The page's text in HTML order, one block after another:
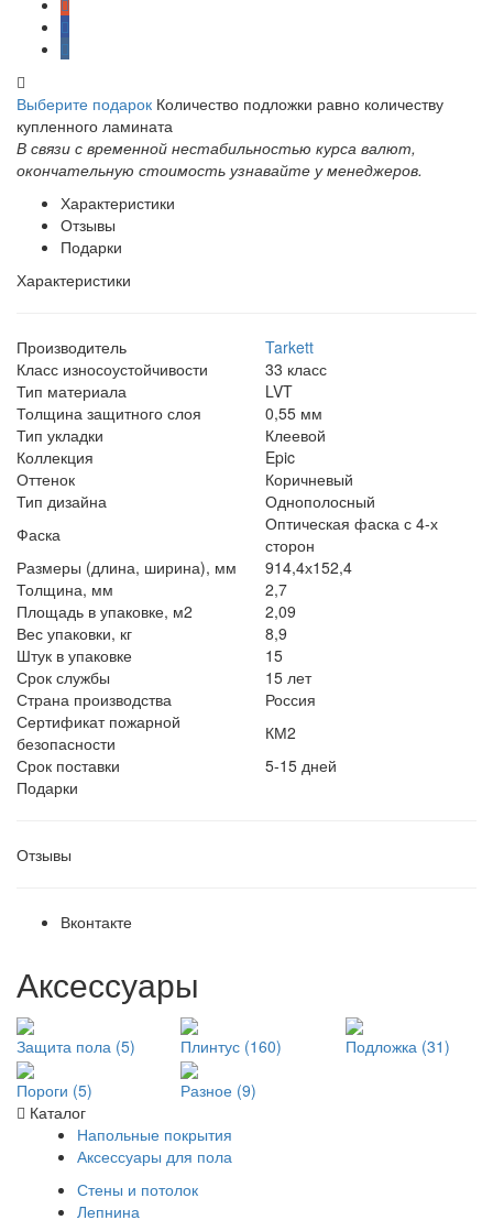
Выберите подарок Количество подложки равно количеству
купленного ламината
В связи с временной нестабильностью курса валют,
окончательную стоимость узнавайте у менеджеров.
Характеристики
Отзывы
Подарки
Характеристики
Производитель
Tarkett
Класс износоустойчивости
33 класс
Тип материала
LVT
Толщина защитного слоя
0,55 мм
Тип укладки
Клеевой
Коллекция
Epic
Оттенок
Коричневый
Тип дизайна
Однополосный
Фаска
Оптическая фаска с 4-х
сторон
Размеры (длина, ширина), мм
914,4х152,4
Толщина, мм
2,7
Площадь в упаковке, м2
2,09
Вес упаковки, кг
8,9
Штук в упаковке
15
Срок службы
15 лет
Страна производства
Россия
Сертификат пожарной
безопасности
КМ2
Срок поставки
5-15 дней
Подарки
Отзывы
Вконтакте
Аксессуары
Защита пола (5) Плинтус (160) Подложка (31)
Пороги (5)
Разное (9)
Каталог
Напольные покрытия
Аксессуары для пола
Стены и потолок
Лепнина